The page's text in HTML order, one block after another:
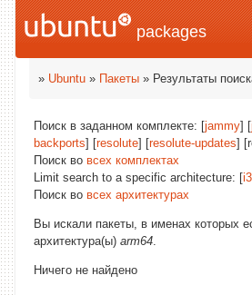
packages
» Ubuntu » Пакеты » Результаты
Поиск в заданном комплекте: [jammy] [
backports] [resolute] [resolute-updates]
Поиск во всех комплектах
Limit search to a specific architecture: [
Поиск во всех архитектурах
Вы искали пакеты, в именах которых
архитектура(ы) arm64.
Ничего не найдено